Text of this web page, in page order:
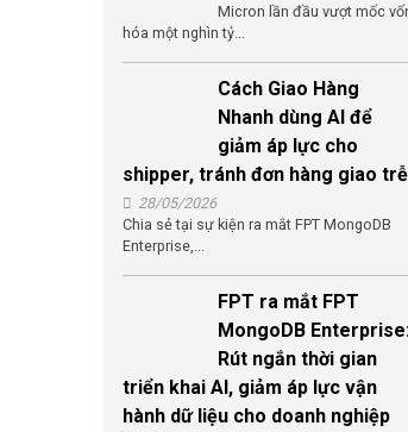
Micron lần đầu vượt mốc
hóa một nghìn tỷ...
Cách Giao Hàng
Nhanh dùng AI để
giảm áp lực cho
shipper, tránh đơn hàng giao trễ
28/05/2026
Chia sẻ tại sự kiện ra mắt FPT MongoDB
Enterprise,...
FPT ra mắt FPT
MongoDB
Rút ngắn thời gian
triển khai AI, giảm áp lực vận
hành dữ liệu cho doanh nghiệp